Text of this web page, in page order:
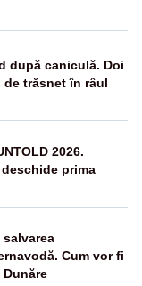
după caniculă. Doi
trăsnet în râul
2026.
prima
Cum vor fi